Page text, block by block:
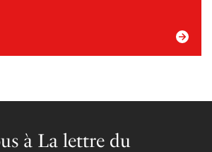
à La lettre du